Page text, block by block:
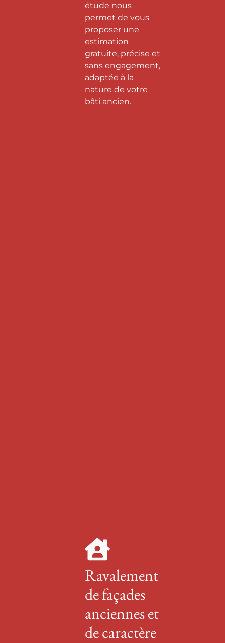
étude nous
permet de vous
proposer une
estimation
gratuite, précise et
sans engagement,
adaptée à la
nature de votre
bâti ancien.
Ravalement
de façades
anciennes et
de caractère